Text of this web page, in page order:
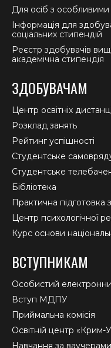
Для осіб з
Інформація для
соціальних стипендій
Реєстр здобувачів
академічна стипендія
ЗДОБУВАЧАМ
Центр освітніх
Розклад занять
Рейтинг успішності
Студентське
Студентське
Бібліотека
Практична підготовка
Центр психологічної
Курс основи
ВСТУПНИКАМ
Особистий
Вступ МДПУ
Приймальна комісія
Освітній центр «Крим-
Навчання за ваучерами